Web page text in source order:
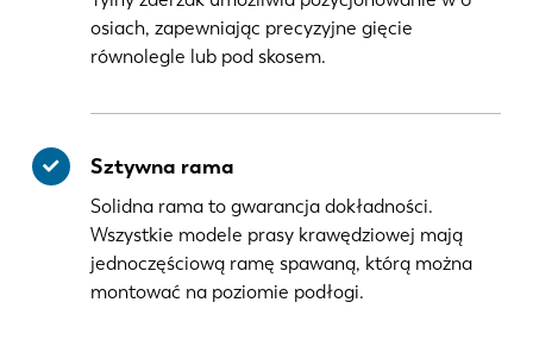
osiach, zapewniając precyzyjne gięcie
równolegle lub pod skosem.
Sztywna rama
Solidna rama to gwarancja dokładności.
Wszystkie modele prasy krawędziowej mają
jednoczęściową ramę spawaną, którą można
montować na poziomie podłogi.